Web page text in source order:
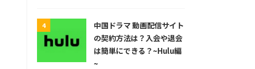
4
中国ドラマ 動画配信サイト
の契約方法は？入会や退会
は簡単にできる？~Hulu編
~